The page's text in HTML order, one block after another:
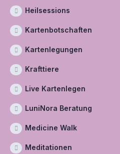
Heilsessions
Kartenbotschaften
Kartenlegungen
Krafttiere
Live Kartenlegen
LuniNora Beratung
Medicine Walk
Meditationen